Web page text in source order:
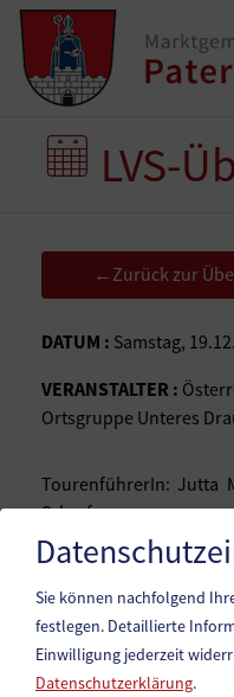
LVS-
← Zurück zur
DATUM : Samstag,
VERANSTALTER :
Ortsgruppe Unteres
TourenführerIn: Jutta
Scharf
Sie können nachfolgend
festlegen. Detaillierte
Einwilligung jederzeit
Datenschutzerklärung.